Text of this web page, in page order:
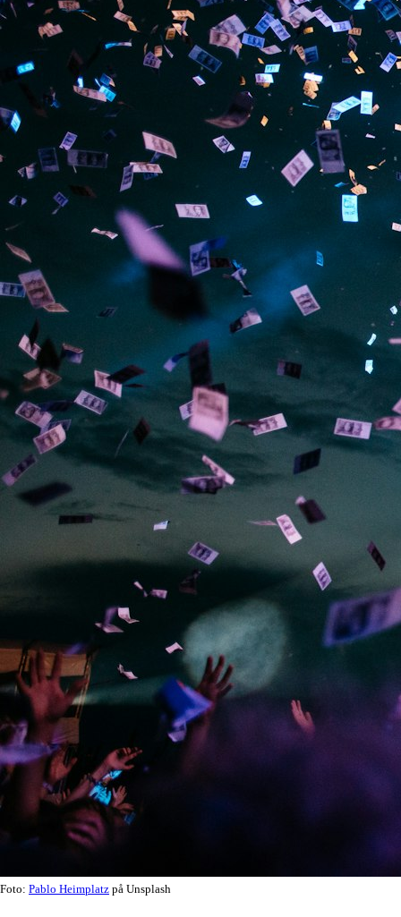
Foto: Pablo Heimplatz på Unsplash